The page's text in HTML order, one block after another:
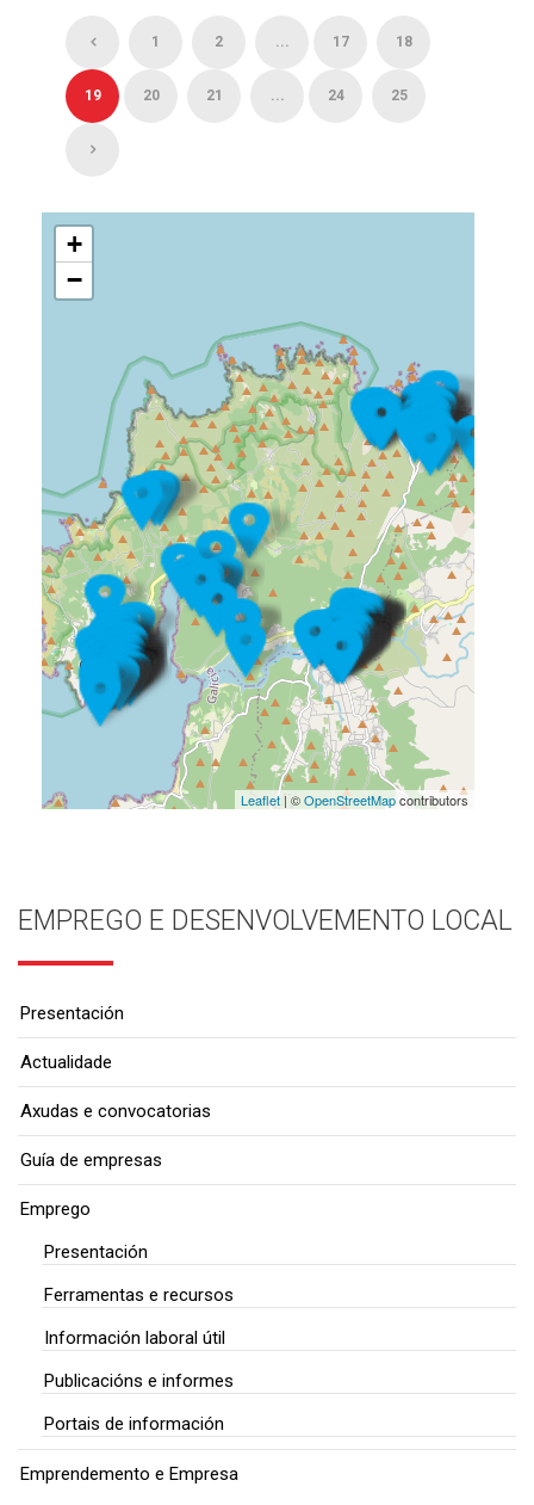
1 2 ... 17 18
19 20 21 ... 24 25
+
−
Leaflet| ©OpenStreetMapcontributors
EMPREGO E DESENVOLVEMENTO LOCAL
Presentación
Actualidade
Axudas e convocatorias
Guía de empresas
Emprego
Presentación
Ferramentas e recursos
Información laboral útil
Publicacións e informes
Portais de información
Emprendemento e Empresa